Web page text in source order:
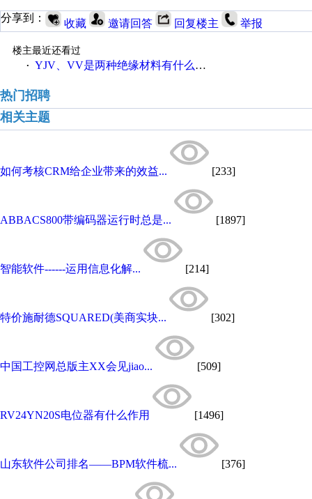
分享到： 收藏 邀请回答 回复楼主 举报
楼主最近还看过
· YJV、VV是两种绝缘材料有什么不同
热门招聘
相关主题
如何考核CRM给企业带来的效益... [233]
ABBACS800带编码器运行时总是... [1897]
智能软件------运用信息化解... [214]
特价施耐德SQUARED(美商实块... [302]
中国工控网总版主XX会见jiao... [509]
RV24YN20S电位器有什么作用 [1496]
山东软件公司排名——BPM软件梳... [376]